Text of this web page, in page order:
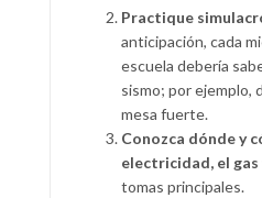
Practique
anticipación, cada
escuela debería
sismo; por ejemplo,
mesa fuerte.
Conozca dónde y
electricidad, el gas
tomas principales.